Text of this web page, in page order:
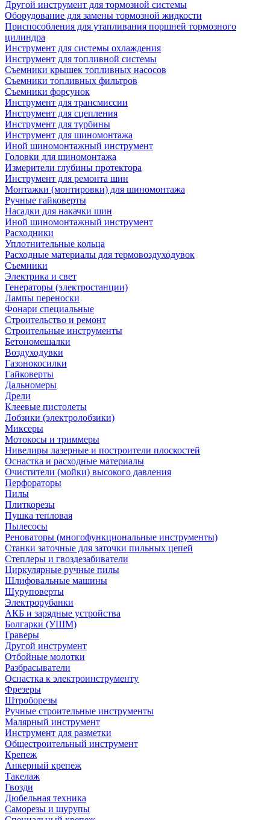
Другой инструмент для тормозной системы
Оборудование для замены тормозной жидкости
Приспособления для утапливания поршней тормозного
цилиндра
Инструмент для системы охлаждения
Инструмент для топливной системы
Съемники крышек топливных насосов
Съемники топливных фильтров
Съемники форсунок
Инструмент для трансмиссии
Инструмент для сцепления
Инструмент для турбины
Инструмент для шиномонтажа
Иной шиномонтажный инструмент
Головки для шиномонтажа
Измерители глубины протектора
Инструмент для ремонта шин
Монтажки (монтировки) для шиномонтажа
Ручные гайковерты
Насадки для накачки шин
Иной шиномонтажный инструмент
Расходники
Уплотнительные кольца
Расходные материалы для термовоздуходувок
Съемники
Электрика и свет
Генераторы (электростанции)
Лампы переноски
Фонари специальные
Строительство и ремонт
Строительные инструменты
Бетономешалки
Воздуходувки
Газонокосилки
Гайковерты
Дальномеры
Дрели
Клеевые пистолеты
Лобзики (электролобзики)
Миксеры
Мотокосы и триммеры
Нивелиры лазерные и построители плоскостей
Оснастка и расходные материалы
Очистители (мойки) высокого давления
Перфораторы
Пилы
Плиткорезы
Пушка тепловая
Пылесосы
Реноваторы (многофункциональные инструменты)
Станки заточные для заточки пильных цепей
Степлеры и гвоздезабиватели
Циркулярные ручные пилы
Шлифовальные машины
Шуруповерты
Электрорубанки
АКБ и зарядные устройства
Болгарки (УШМ)
Граверы
Другой инструмент
Отбойные молотки
Разбрасыватели
Оснастка к электроинструменту
Фрезеры
Штроборезы
Ручные строительные инструменты
Малярный инструмент
Инструмент для разметки
Общестроительный инструмент
Крепеж
Анкерный крепеж
Такелаж
Гвозди
Дюбельная техника
Саморезы и шурупы